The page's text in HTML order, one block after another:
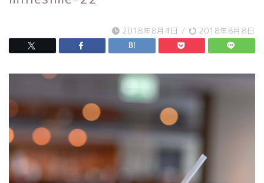
2018年8月4日 / 2018年8月8日